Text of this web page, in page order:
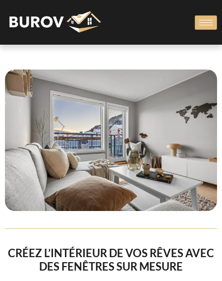
CRÉEZ L’INTÉRIEUR DE VOS RÊVES AVEC
DES FENÊTRES SUR MESURE